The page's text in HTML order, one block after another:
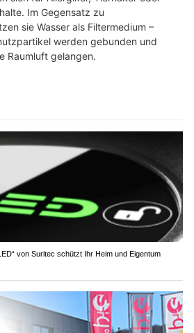
Im Gegensatz zu
sie Wasser als Filtermedium –
werden gebunden und
Raumluft gelangen.
von Suritec schützt Ihr Heim und Eigentum